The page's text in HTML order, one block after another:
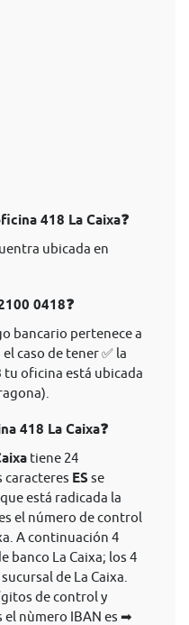
418 La Caixa❓
ubicada en
0418❓
bancario pertenece a
caso de tener ✅ la
tu oficina está ubicada
418 La Caixa❓
tiene 24
caracteres ES se
está radicada la
el número de control
A continuación 4
banco La Caixa; los 4
sucursal de La Caixa.
de control y
el nùmero IBAN es ➡